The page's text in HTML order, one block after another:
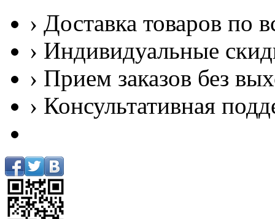
› Доставка товаров по
› Индивидуальные
› Прием заказов без
› Консультативная